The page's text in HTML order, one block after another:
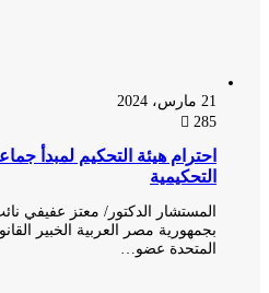
احترام هيئة التحكيم لمبدأ
التحكيمية
المستشار الدكتور/ معتز عفيفي نائب
بجمهورية مصر العربية الخبير القانوني
المتحدة عضو…